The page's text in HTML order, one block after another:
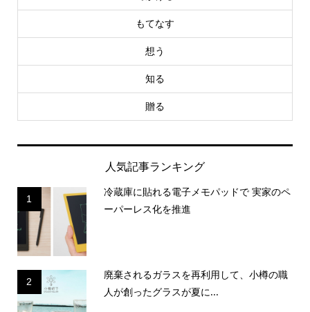
もてなす
想う
知る
贈る
人気記事ランキング
1
冷蔵庫に貼れる電子メモパッドで 実家のペ
ーパーレス化を推進
2
廃棄されるガラスを再利用して、小樽の職
人が創ったグラスが夏に...